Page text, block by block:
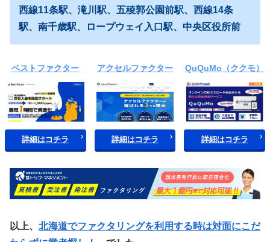
西線11条駅、滝川駅、五稜郭公園前駅、西線14条
駅、南千歳駅、ロープウェイ入口駅、中央区役所前
ベストファクター
詳細はコチラ
アクセルファクター
詳細はコチラ
QuQuMo（ククモ）
詳細はコチラ
以上、 北海道でファクタリングを利用する時は対面にこだ